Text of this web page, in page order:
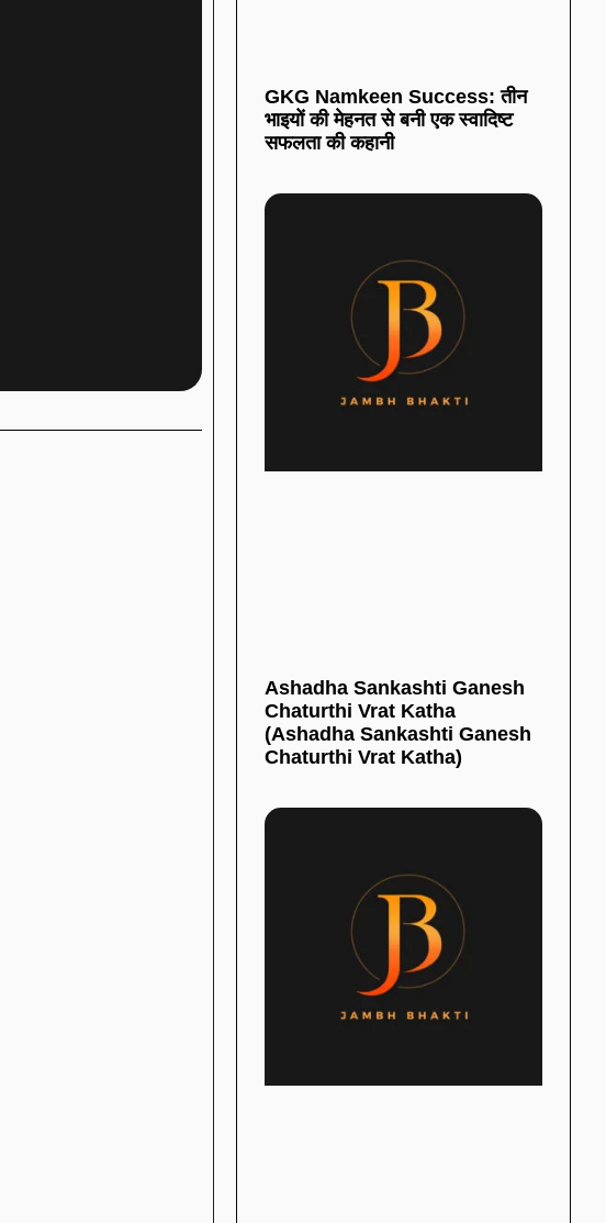
GKG Namkeen Success: तीन
भाइयों की मेहनत से बनी एक स्वादिष्ट
सफलता की कहानी
Ashadha Sankashti Ganesh
Chaturthi Vrat Katha
(Ashadha Sankashti Ganesh
Chaturthi Vrat Katha)